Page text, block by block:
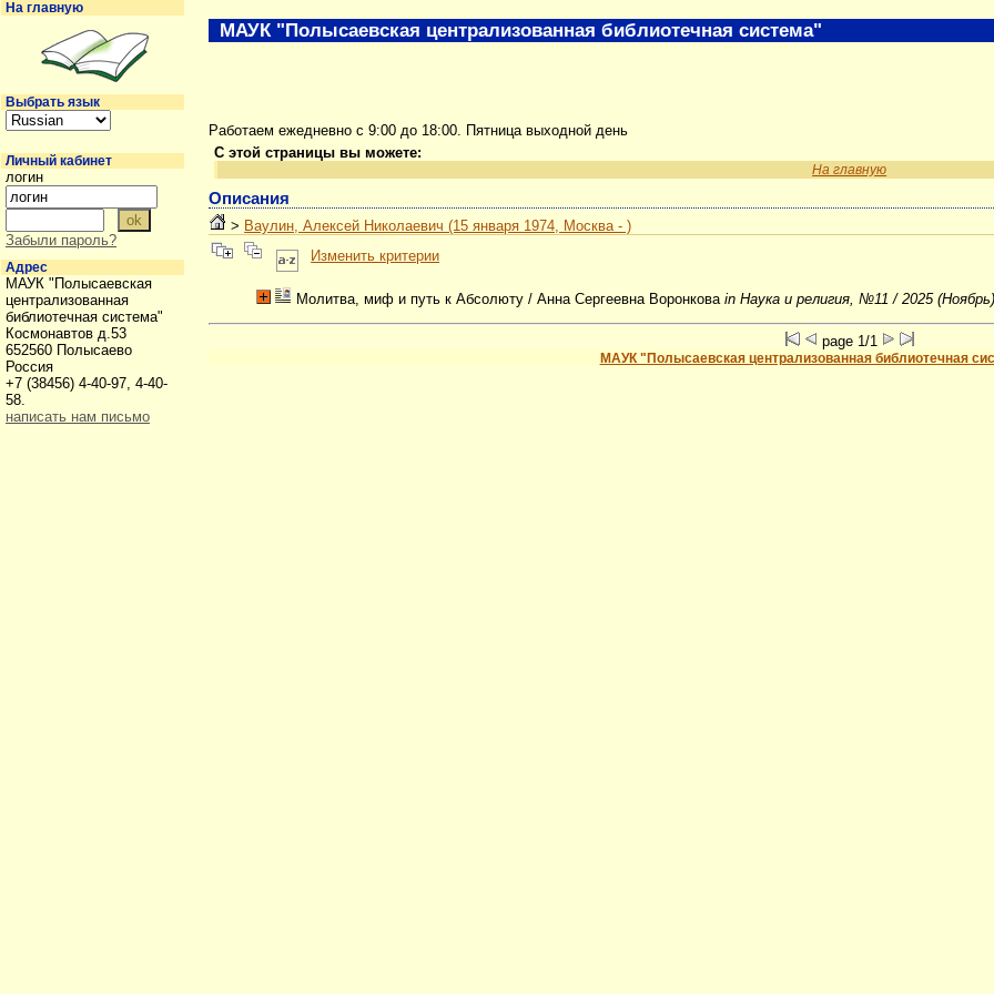
Работаем ежедневно с 9:00 до 18:00. Пятница выходной день
С этой страницы вы можете:
На главную
Описания
> Ваулин, Алексей Николаевич (15 января 1974, Москва - )
Изменить критерии
Молитва, миф и путь к Абсолюту / Анна Сергеевна Воронковаin Наука и религия, №11 / 2025 (Ноябрь)
page 1/1
МАУК "Полысаевская централизованная библиотечная
МАУК "Полысаевская централизованная библиотечная система"
На главную
Выбрать язык
Личный кабинет
логин
Забыли пароль?
Адрес
МАУК "Полысаевская
централизованная
библиотечная система"
Космонавтов д.53
652560 Полысаево
Россия
+7 (38456) 4-40-97, 4-40-
58.
написать нам письмо